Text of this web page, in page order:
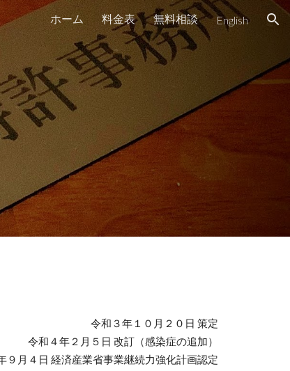
ホーム 料金表 無料相談 English
令和３年１０月２０日 策定
令和４年２月５日 改訂（感染症の追加）
９月４日 経済産業省事業継続力強化計画認定